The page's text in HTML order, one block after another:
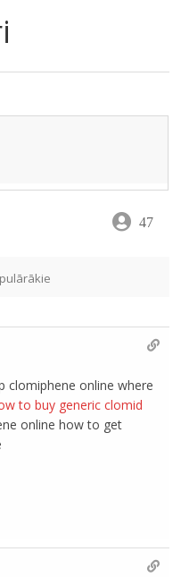
p
47
clomiphene online where
to buy generic clomid
online how to get